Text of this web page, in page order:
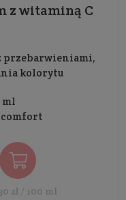
z witaminą C
przebarwieniami,
kolorytu
ml
comfort
zł / 100 ml